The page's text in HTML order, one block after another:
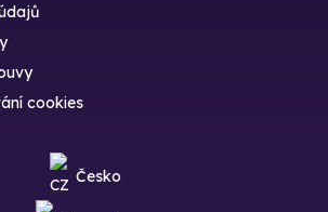
cookies
Česko